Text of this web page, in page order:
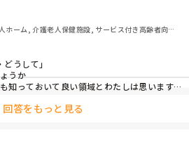
ホーム, 介護老人保健施設, サービス付き高齢者向け
どうして｣
うか
知っておいて良い領域とわたしは思います
回答をもっと見る